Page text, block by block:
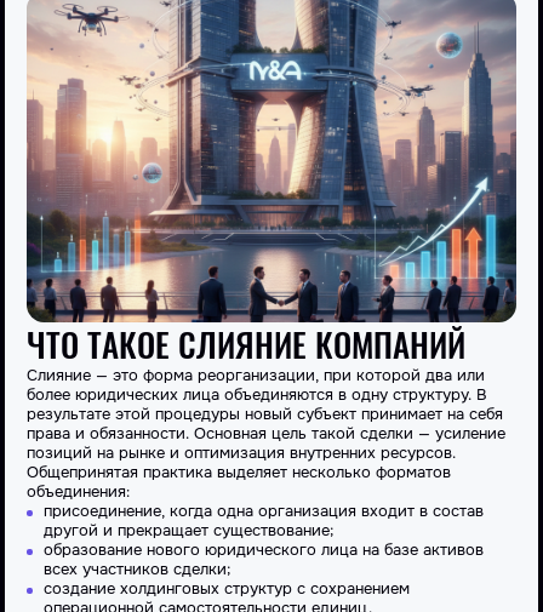
ЧТО ТАКОЕ СЛИЯНИЕ КОМПАНИЙ
Слияние — это форма реорганизации, при которой два или
более юридических лица объединяются в одну структуру. В
результате этой процедуры новый субъект принимает на себя
права и обязанности. Основная цель такой сделки — усиление
позиций на рынке и оптимизация внутренних ресурсов.
Общепринятая практика выделяет несколько форматов
объединения:
присоединение, когда одна организация входит в состав
другой и прекращает существование;
образование нового юридического лица на базе активов
всех участников сделки;
создание холдинговых структур с сохранением
операционной самостоятельности единиц.